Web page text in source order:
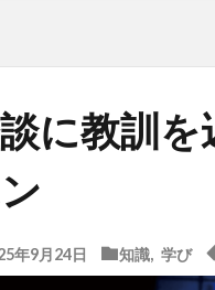
に教訓を
年9月24日 知識 学び